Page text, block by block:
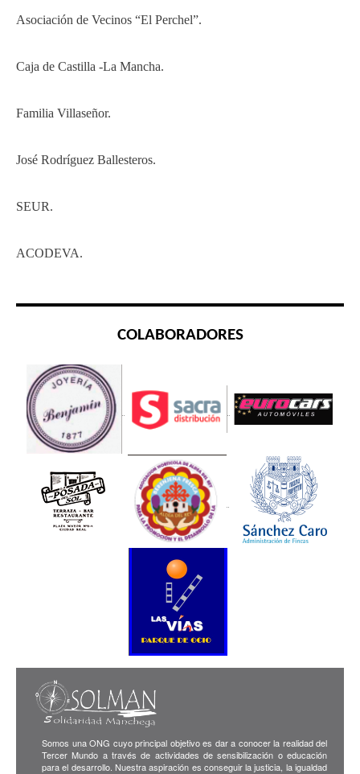
Asociación de Vecinos “El Perchel”.
Caja de Castilla -La Mancha.
Familia Villaseñor.
José Rodríguez Ballesteros.
SEUR.
ACODEVA.
COLABORADORES
Somos una ONG cuyo principal objetivo es dar a conocer la realidad del
Tercer Mundo a través de actividades de sensibilización o educación
para el desarrollo. Nuestra aspiración es conseguir la justicia, la igualdad